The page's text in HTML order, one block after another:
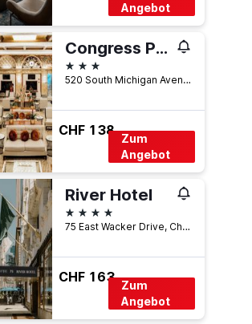
Angebot
Congress Plaza Hotel
3 Sterne
520 South Michigan Avenue, Chicago, IL, USA
CHF 138
Zum
Angebot
River Hotel
4 Sterne
75 East Wacker Drive, Chicago, IL, USA
CHF 163
Zum
Angebot